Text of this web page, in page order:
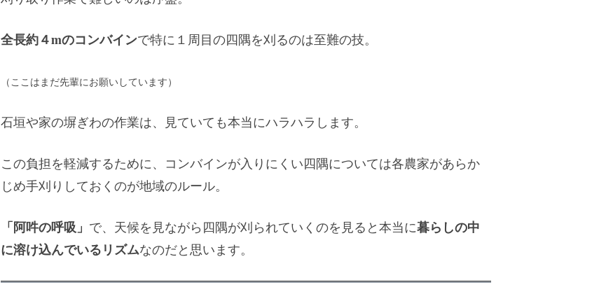
全長約４mのコンバインで特に１周目の四隅を刈るのは至難の技。
（ここはまだ先輩にお願いしています）
石垣や家の塀ぎわの作業は、見ていても本当にハラハラします。
この負担を軽減するために、コンバインが入りにくい四隅については各農家があらか
じめ手刈りしておくのが地域のルール。
「阿吽の呼吸」 で、天候を見ながら四隅が刈られていくのを見ると本当に暮らしの中
に溶け込んでいるリズムなのだと思います。